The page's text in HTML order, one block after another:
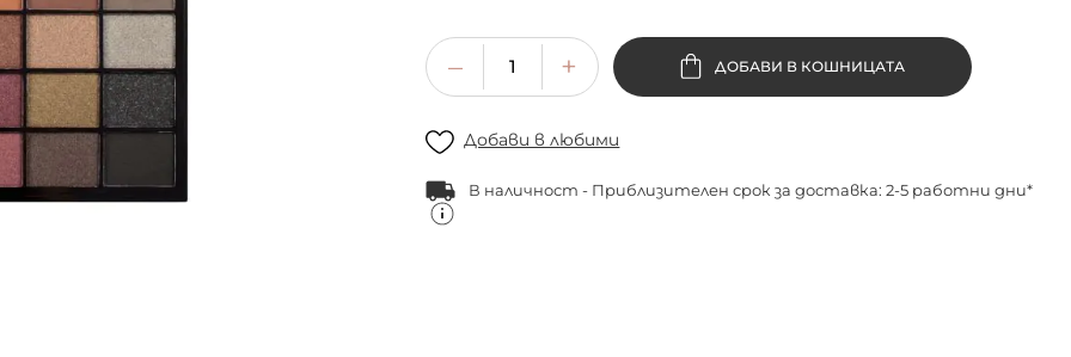
ДОБАВИ В КОШНИЦАТА
Добави в любими
В наличност - Приблизителен срок за доставка: 2-5 работни дни*